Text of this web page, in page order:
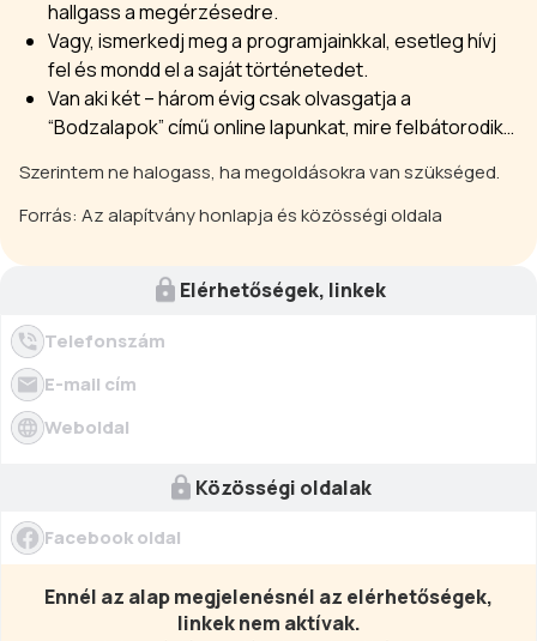
hallgass a megérzésedre.
Vagy, ismerkedj meg a programjainkkal, esetleg hívj
fel és mondd el a saját történetedet.
Van aki két – három évig csak olvasgatja a
“Bodzalapok” című online lapunkat, mire felbátorodik…
Szerintem ne halogass, ha megoldásokra van szükséged.
Forrás: Az alapítvány honlapja és közösségi oldala
Elérhetőségek, linkek
Telefonszám
E-mail cím
Weboldal
Közösségi oldalak
Facebook oldal
Ennél az alap megjelenésnél az elérhetőségek,
linkek nem aktívak.